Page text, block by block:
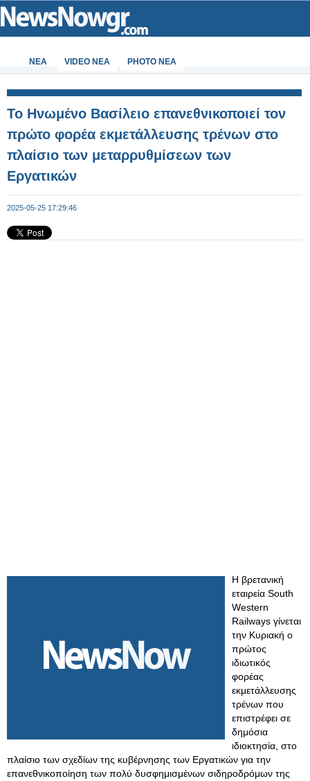
ΝΕΑ VIDEO NEA PHOTO NEA
Το Ηνωμένο Βασίλειο επανεθνικοποιεί τον
πρώτο φορέα εκμετάλλευσης τρένων στο
πλαίσιο των μεταρρυθμίσεων των
Εργατικών
2025-05-25 17:29:46
Η βρετανική
εταιρεία South
Western
Railways γίνεται
την Κυριακή ο
πρώτος
ιδιωτικός
φορέας
εκμετάλλευσης
τρένων που
επιστρέφει σε
δημόσια
ιδιοκτησία, στο
πλαίσιο των σχεδίων της κυβέρνησης των Εργατικών για την
επανεθνικοποίηση των πολύ δυσφημισμένων σιδηροδρόμων της